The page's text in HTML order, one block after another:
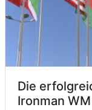
Die
Ironman